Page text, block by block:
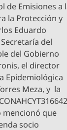
de Emisiones a
la Protección y
Eduardo
del
del Gobierno
el director
Epidemiológica
Meza, y la
mencionó que
socio